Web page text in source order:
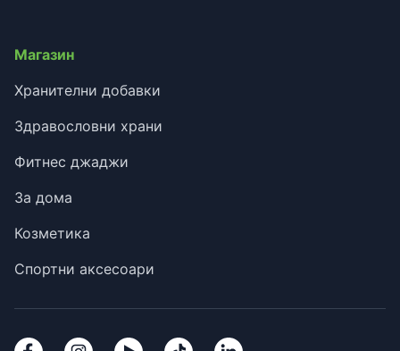
Магазин
Хранителни добавки
Здравословни храни
Фитнес джаджи
За дома
Козметика
Спортни аксесоари